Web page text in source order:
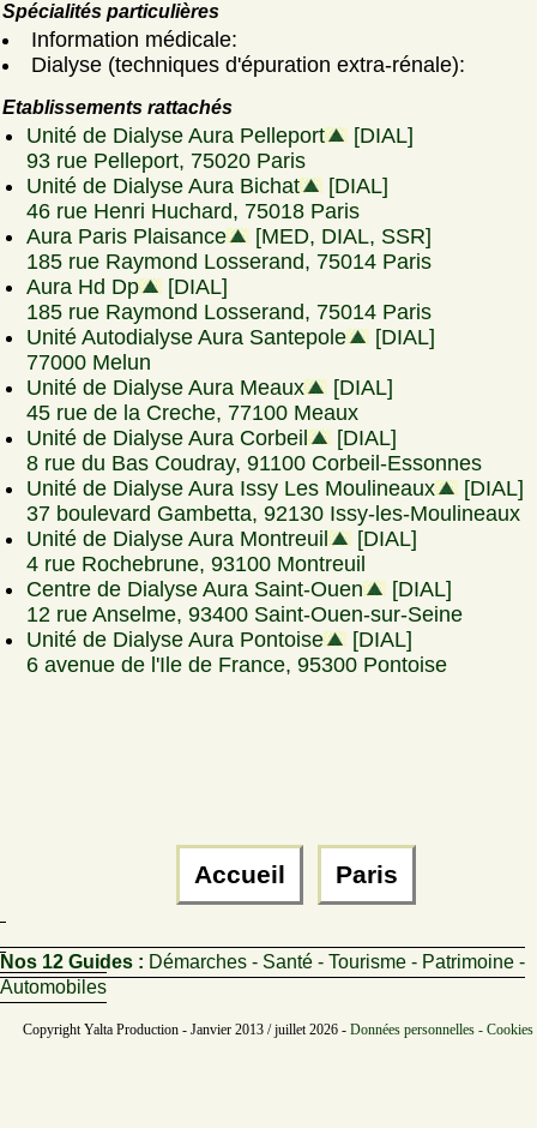
Spécialités particulières
Information médicale:
Dialyse (techniques d'épuration extra-rénale):
Etablissements rattachés
Unité de Dialyse Aura Pelleport
[DIAL]
93 rue Pelleport, 75020 Paris
Unité de Dialyse Aura Bichat
[DIAL]
46 rue Henri Huchard, 75018 Paris
Aura Paris Plaisance
[MED, DIAL, SSR]
185 rue Raymond Losserand, 75014 Paris
Aura Hd Dp
[DIAL]
185 rue Raymond Losserand, 75014 Paris
Unité Autodialyse Aura Santepole
[DIAL]
77000 Melun
Unité de Dialyse Aura Meaux
[DIAL]
45 rue de la Creche, 77100 Meaux
Unité de Dialyse Aura Corbeil
[DIAL]
8 rue du Bas Coudray, 91100 Corbeil-Essonnes
Unité de Dialyse Aura Issy Les Moulineaux
[DIAL]
37 boulevard Gambetta, 92130 Issy-les-Moulineaux
Unité de Dialyse Aura Montreuil
[DIAL]
4 rue Rochebrune, 93100 Montreuil
Centre de Dialyse Aura Saint-Ouen
[DIAL]
12 rue Anselme, 93400 Saint-Ouen-sur-Seine
Unité de Dialyse Aura Pontoise
[DIAL]
6 avenue de l'Ile de France, 95300 Pontoise
Accueil Paris
Nos 12 Guides : Démarches - Santé - Tourisme - Patrimoine -
Automobiles
Copyright Yalta Production - Janvier 2013 / juillet 2026 - Données personnelles -